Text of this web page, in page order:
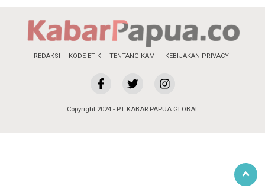
REDAKSI KODE ETIK TENTANG KAMI KEBIJAKAN PRIVACY
Copyright 2024 - PT KABAR PAPUA GLOBAL